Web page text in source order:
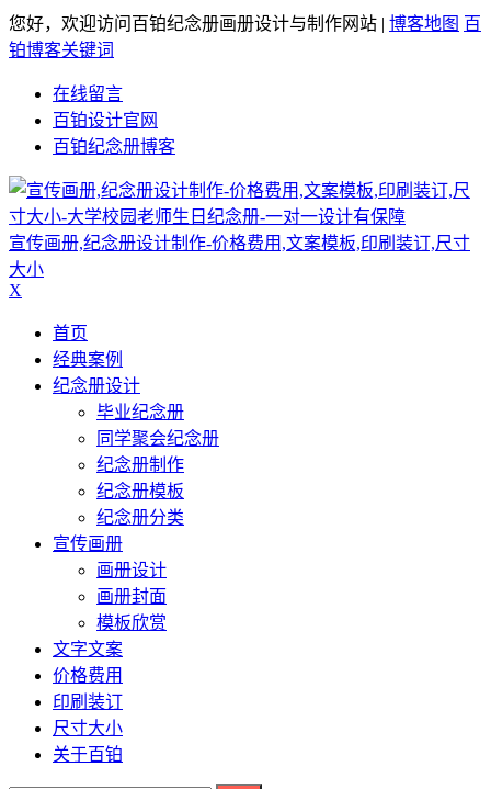
您好，欢迎访问百铂纪念册画册设计与制作网站 | 博客地图 百
铂博客关键词
在线留言
百铂设计官网
百铂纪念册博客
宣传画册,纪念册设计制作-价格费用,文案模板,印刷装订,尺寸
大小
X
首页
经典案例
纪念册设计
毕业纪念册
同学聚会纪念册
纪念册制作
纪念册模板
纪念册分类
宣传画册
画册设计
画册封面
模板欣赏
文字文案
价格费用
印刷装订
尺寸大小
关于百铂